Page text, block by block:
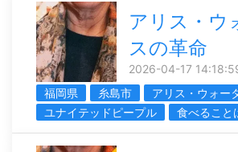
アリス・ウ
スの革命
2026-04-17
福岡県
糸島市
アリス・ウォー
ユナイテッドピープル
食べること